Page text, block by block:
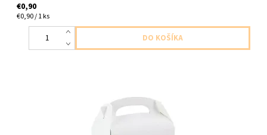
€0,90
€0,90 / 1 ks
papierova krabicka biela na kolace bo drobnosti 1ks v baleni